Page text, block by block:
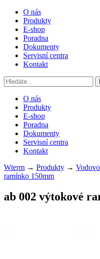
O nás
Produkty
E-shop
Poradna
Dokumenty
Servisní centra
Kontakt
O nás
Produkty
E-shop
Poradna
Dokumenty
Servisní centra
Kontakt
Wterm → Produkty →
ramínko 150mm
ab 002 výtokové